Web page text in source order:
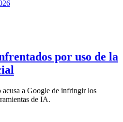
por uso de la
a Google de infringir los
de IA.